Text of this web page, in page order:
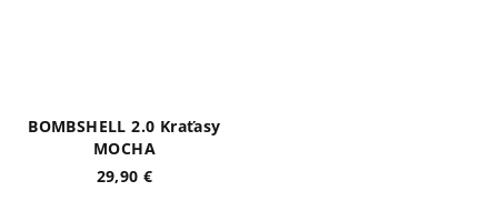
BOMBSHELL 2.0 Kraťasy
MOCHA
29,90 €